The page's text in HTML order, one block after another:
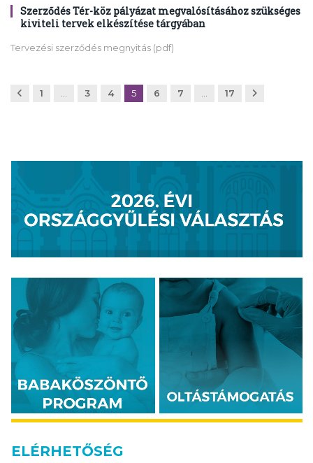
Szerződés Tér-köz pályázat megvalósításához szükséges
kiviteli tervek elkészítése tárgyában
Tervezési szerződés megnyitás (pdf)
Előző1 3 4 5 6 7 17 Következő
ELÉRHETŐSÉG